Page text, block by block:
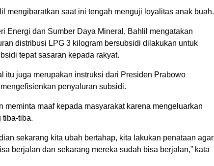
mengibaratkan saat ini tengah menguji loyalitas anak buah.
Energi dan Sumber Daya Mineral, Bahlil mengatakan
distribusi LPG 3 kilogram bersubsidi dilakukan untuk
tepat sasaran kepada rakyat.
itu juga merupakan instruksi dari Presiden Prabowo
penyaluran subsidi.
meminta maaf kepada masyarakat karena mengeluarkan
tiba-tiba.
sekarang kita ubah bertahap, kita lakukan penataan agar
berjalan dan sekarang mereka sudah bisa berjalan,” kata